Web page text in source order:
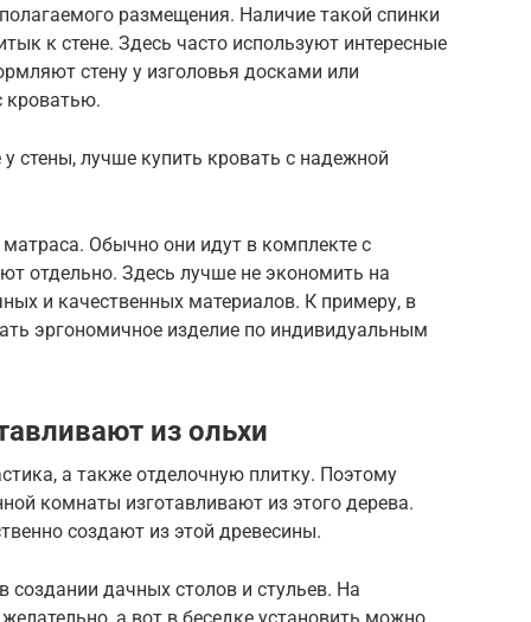
размещения. Наличие такой спинки
к стене. Здесь часто используют интересные
стену у изголовья досками или
кроватью.
стены, лучше купить кровать с надежной
Обычно они идут в комплекте с
отдельно. Здесь лучше не экономить на
и качественных материалов. К примеру, в
эргономичное изделие по индивидуальным
из ольхи
а также отделочную плитку. Поэтому
комнаты изготавливают из этого дерева.
создают из этой древесины.
создании дачных столов и стульев. На